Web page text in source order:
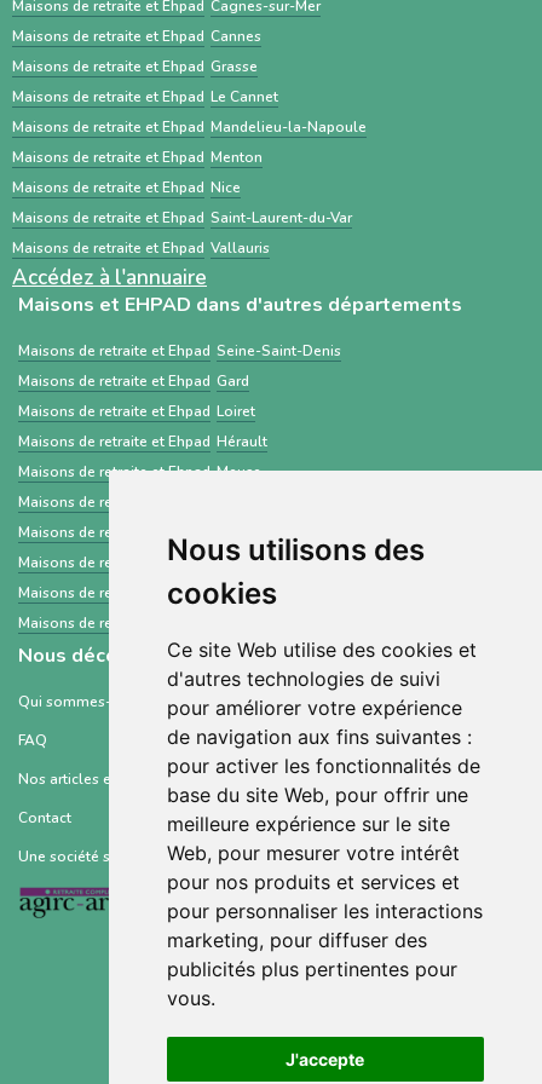
Nous utilisons des
cookies
Ce site Web utilise des cookies et
d'autres technologies de suivi
pour améliorer votre expérience
de navigation aux fins suivantes :
pour activer les fonctionnalités de
base du site Web, pour offrir une
meilleure expérience sur le site
Web, pour mesurer votre intérêt
pour nos produits et services et
pour personnaliser les interactions
marketing, pour diffuser des
publicités plus pertinentes pour
vous.
J'accepte
meilleur accompagnement.
est un service public gratuit, destiné
principalement aux professionnels de santé,
centré sur les demandes d’admission en
établissements médico-sociaux via un dossier
standardisé.
Maisons de retraite et Ehpad Cagnes-sur-Mer
Maisons de retraite et Ehpad Cannes
Maisons de retraite et Ehpad Grasse
Maisons de retraite et Ehpad Le Cannet
Maisons de retraite et Ehpad Mandelieu-la-Napoule
Maisons de retraite et Ehpad Menton
Maisons de retraite et Ehpad Nice
Maisons de retraite et Ehpad Saint-Laurent-du-Var
Maisons de retraite et Ehpad Vallauris
Accédez à l'annuaire
Maisons et EHPAD dans d'autres départements
Maisons de retraite et Ehpad Seine-Saint-Denis
Maisons de retraite et Ehpad Gard
Maisons de retraite et Ehpad Loiret
Maisons de retraite et Ehpad Hérault
Maisons de retraite et Ehpad Meuse
Maisons de retraite et Ehpad
Maisons de retraite et Ehpad
Maisons de retraite et Ehpad Indre
Maisons de retraite et Ehpad Maine-et-Loire
Maisons de retraite et Ehpad
Nous découvrir
Qui sommes-nous ?
FAQ
Nos articles et ressources
Contact
Une société soutenue par :
Conditions générales d’utilisation